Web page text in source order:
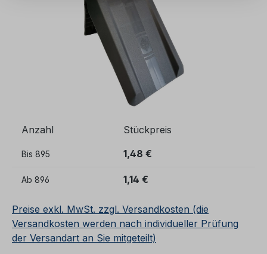
Anzahl Stückpreis
Bis 895 1,48 €
Ab 896 1,14 €
Preise exkl. MwSt. zzgl. Versandkosten (die
Versandkosten werden nach individueller Prüfung
der Versandart an Sie mitgeteilt)